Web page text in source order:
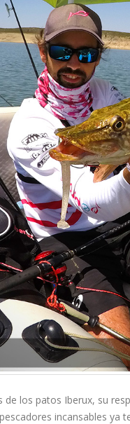
de los patos Iberux, su
incansables